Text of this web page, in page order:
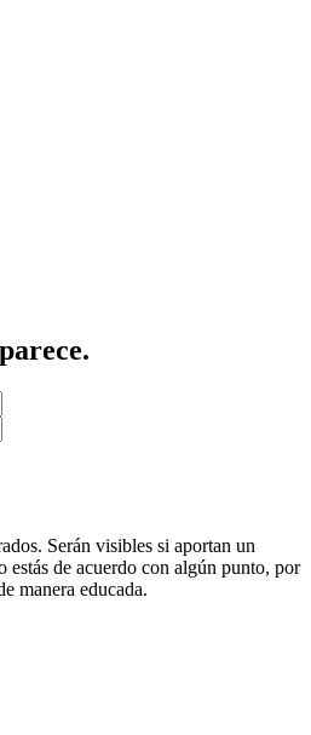
Serán visibles si aportan un
estás de acuerdo con algún punto, por
manera educada.